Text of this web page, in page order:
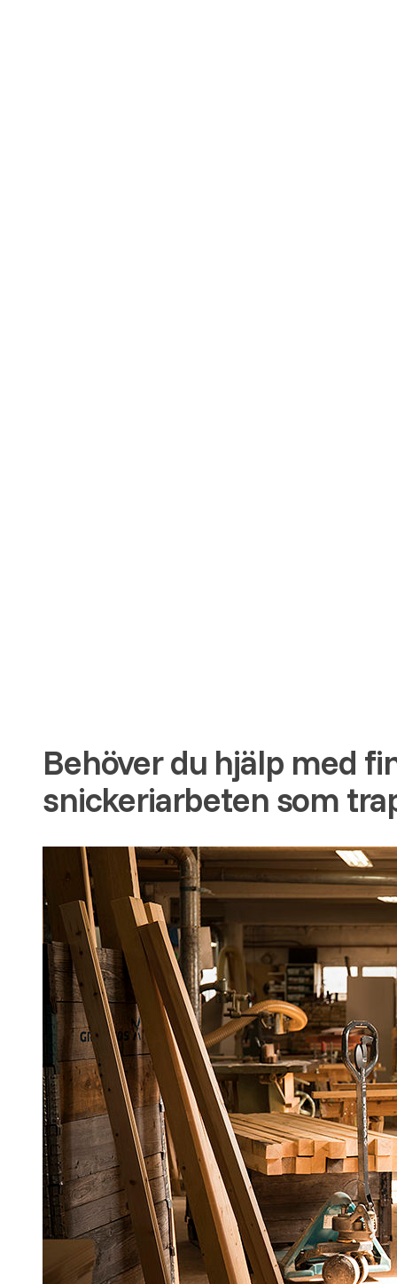
Behöver du hjälp med
snickeriarbeten som